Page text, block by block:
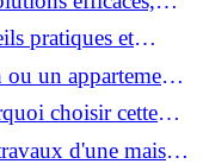
pratiques et
un appartement
astuces ?
choisir cette
?
d'une maison